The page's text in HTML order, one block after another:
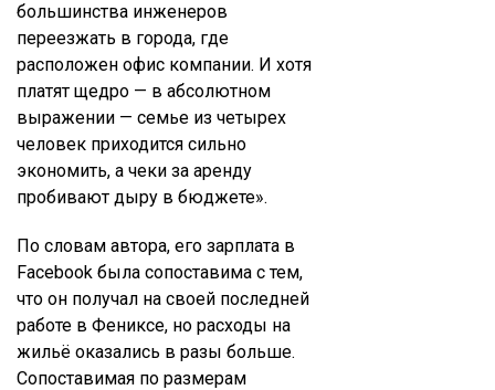
большинства инженеров
переезжать в города, где
расположен офис компании. И хотя
платят щедро — в абсолютном
выражении — семье из четырех
человек приходится сильно
экономить, а чеки за аренду
пробивают дыру в бюджете».
По словам автора, его зарплата в
Facebook была сопоставима с тем,
что он получал на своей последней
работе в Фениксе, но расходы на
жильё оказались в разы больше.
Сопоставимая по размерам